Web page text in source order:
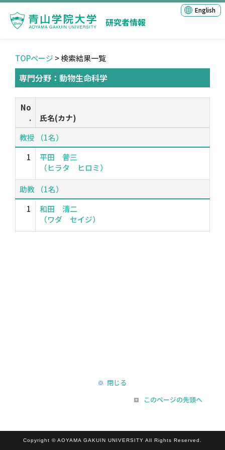
研究者情報
English
TOPページ > 検索結果一覧
専門分野：動物生命科学
No
.
氏名(カナ)
教授 （1名）
1
平田 普三
（ヒラタ ヒロミ）
助教 （1名）
1
和田 清二
（ワダ セイジ）
閉じる
このページの先頭へ
Copyright © AOYAMA GAKUIN UNIVERSITY All Rights Reserved.